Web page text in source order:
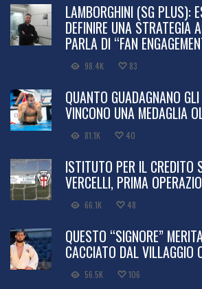
LAMBORGHINI (SG PLUS):
DEFINIRE UNA STRATEGIA
PARLA DI “FAN
98.4K 83
QUANTO GUADAGNANO
VINCONO UNA MEDAGLIA
81.1K 40
ISTITUTO PER IL CREDITO
VERCELLI, PRIMA
66.1K 48
QUESTO “SIGNORE”
CACCIATO DAL VILLAGGIO
56.5K 106